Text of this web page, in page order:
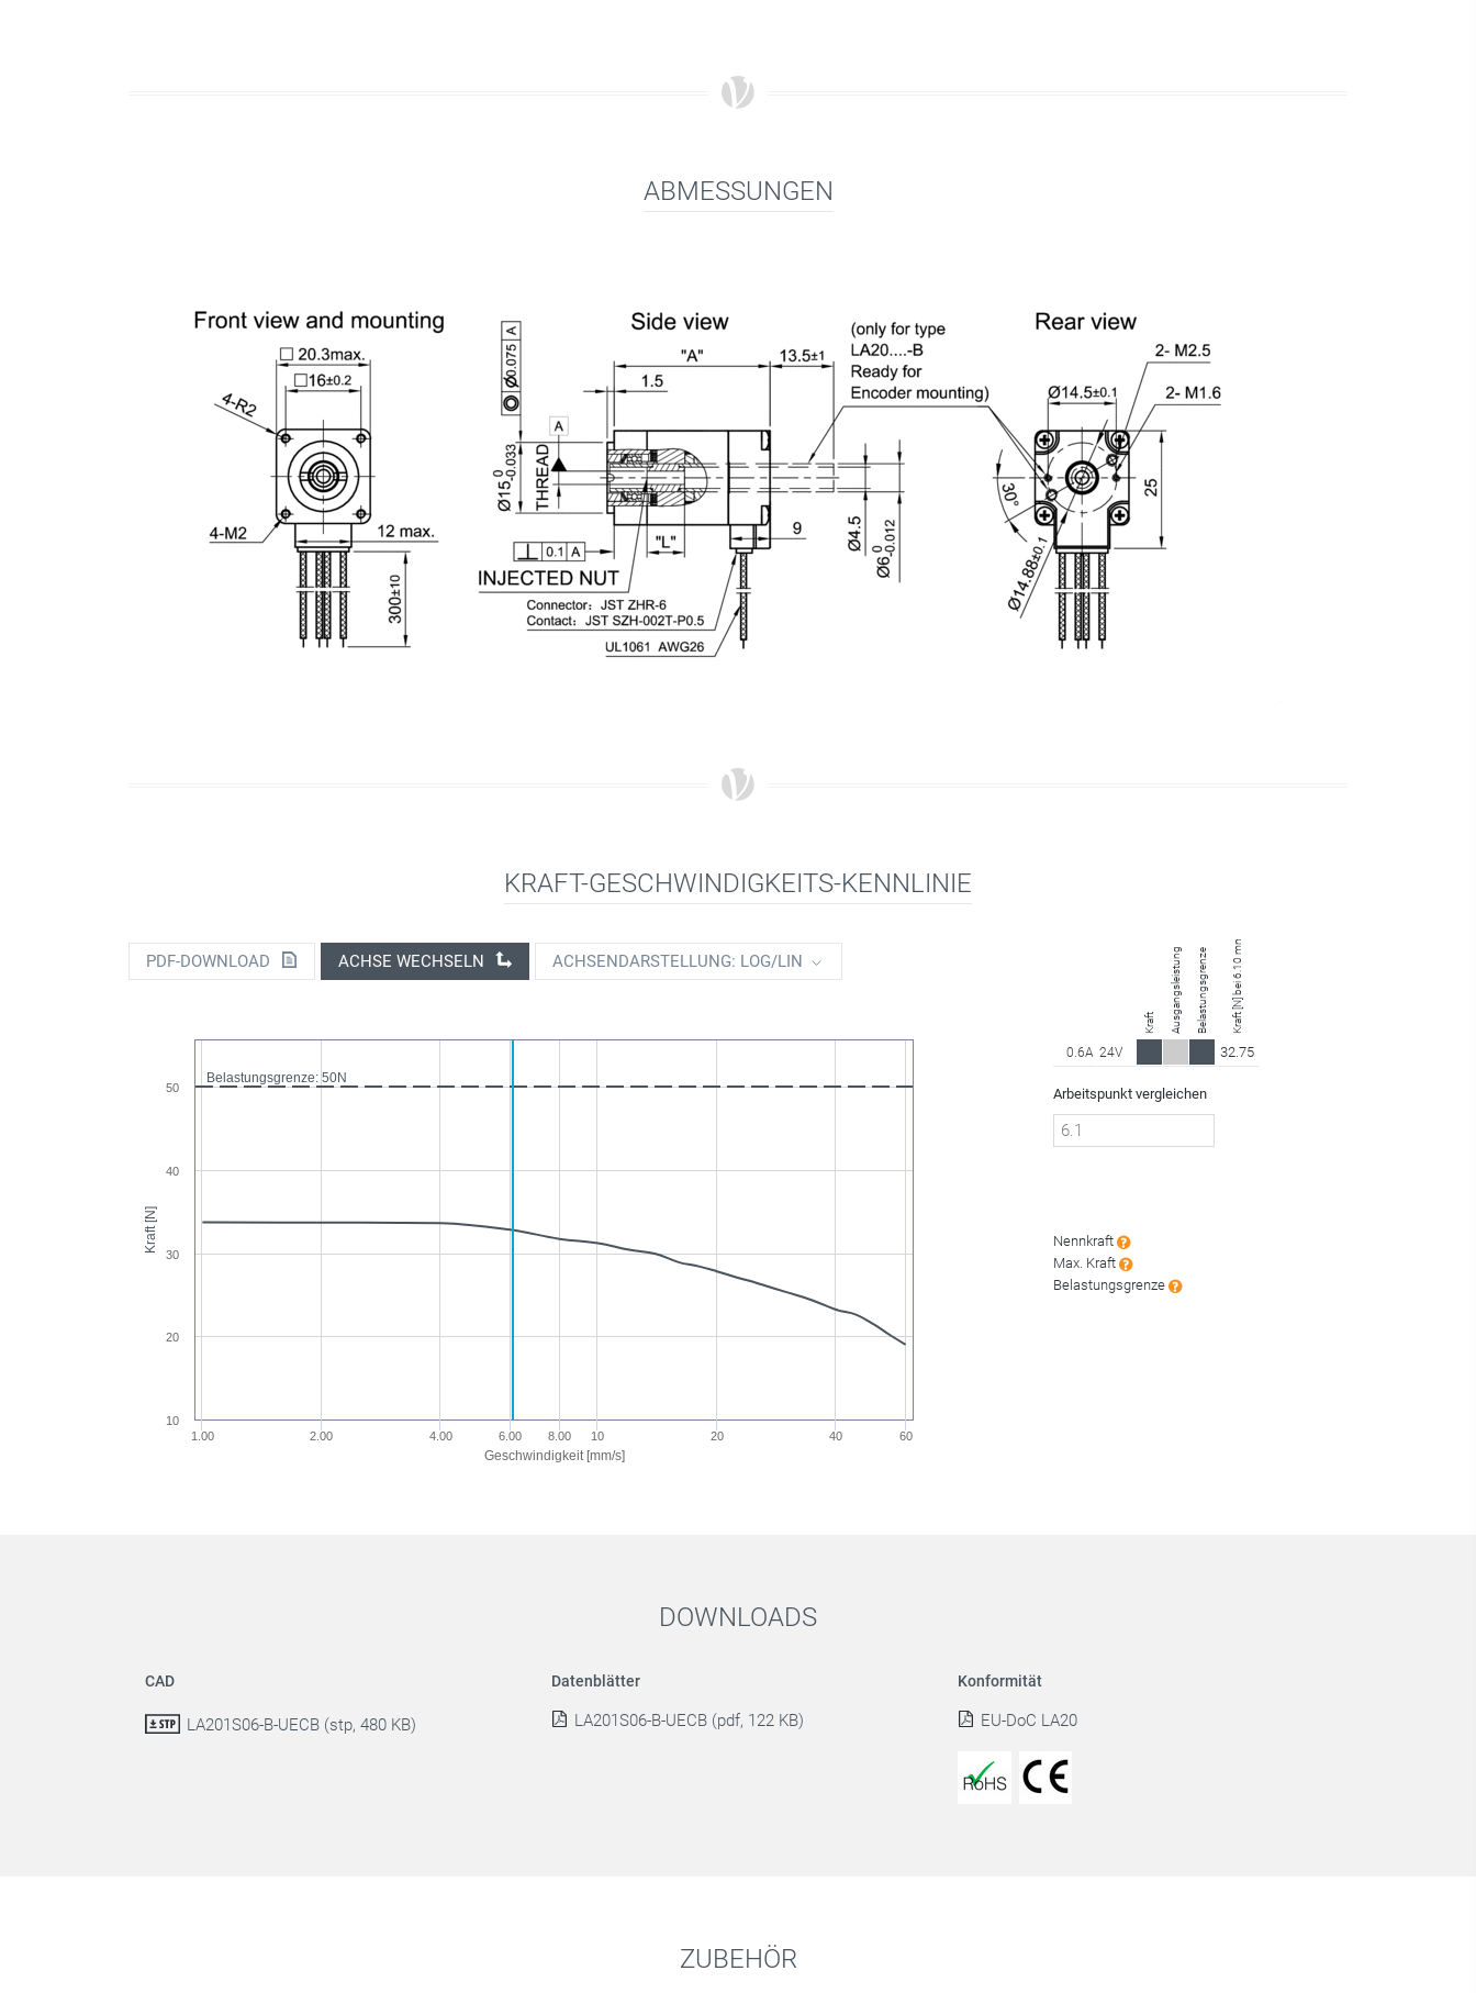
ABMESSUNGEN
KRAFT-GESCHWINDIGKEITS-KENNLINIE
PDF-DOWNLOAD ACHSE WECHSELN ACHSENDARSTELLUNG: LOG/LIN
Geschwindigkeit [mm/s]
Kraft [N]
Belastungsgrenze: 50N
1.00 2.00 4.00 6.00 8.00 10 20 40 60
10
20
30
40
50
Kraft Ausgangsleistung Belastungsgrenze Kraft [N] bei 6.10 mm/s
0.6A 24V 32.75
Arbeitspunkt vergleichen
Nennkraft
Max. Kraft
Belastungsgrenze
DOWNLOADS
CAD
LA201S06-B-UECB (stp, 480 KB)
Datenblätter
LA201S06-B-UECB (pdf, 122 KB)
Konformität
EU-DoC LA20
ZUBEHÖR